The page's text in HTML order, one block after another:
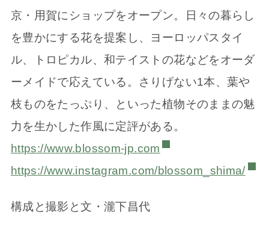
京・用賀にショップをオープン。日々の暮らし
を豊かにする花を提案し、ヨーロッパスタイ
ル、トロピカル、和テイストの花などをオーダ
ーメイドで応えている。さりげない1本、葉や
枝ものをたっぷり、といった植物そのままの魅
力を生かした作風に定評がある。
https://www.blossom-jp.com
https://www.instagram.com/blossom_shima/
構成と撮影と文・瀧下昌代